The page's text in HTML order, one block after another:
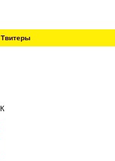
Твитеры